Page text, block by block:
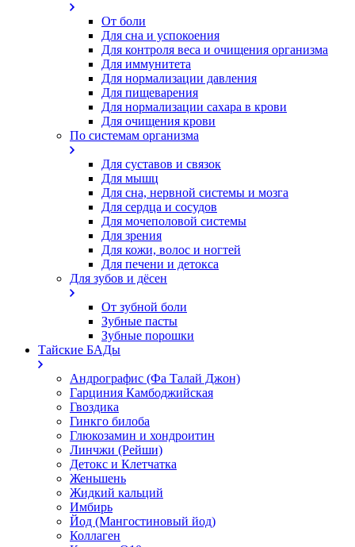
От боли
Для сна и успокоения
Для контроля веса и очищения организма
Для иммунитета
Для нормализации давления
Для пищеварения
Для нормализации сахара в крови
Для очищения крови
По системам организма
Для суставов и связок
Для мышц
Для сна, нервной системы и мозга
Для сердца и сосудов
Для мочеполовой системы
Для зрения
Для кожи, волос и ногтей
Для печени и детокса
Для зубов и дёсен
От зубной боли
Зубные пасты
Зубные порошки
Тайские БАДы
Андрографис (Фа Талай Джон)
Гарциния Камбоджийская
Гвоздика
Гинкго билоба
Глюкозамин и хондроитин
Линчжи (Рейши)
Детокс и Клетчатка
Женьшень
Жидкий кальций
Имбирь
Йод (Мангостиновый йод)
Коллаген